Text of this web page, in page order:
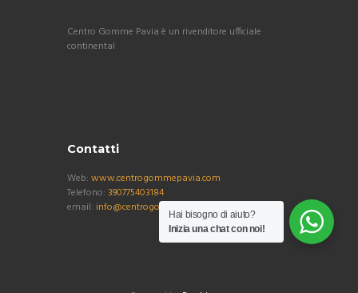
Centro Gomme Pavia è un rivenditore ufficiale
continental
Contatti
Web: www.centrogommepavia.com
Telefono: 390775403184
email: info@centrogommepavia.com
Hai bisogno di aiuto?
Inizia una chat con noi!